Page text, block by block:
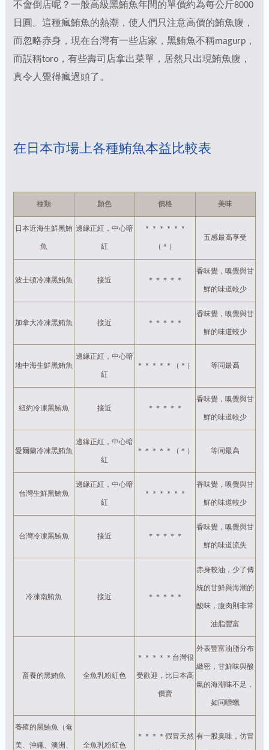
不會倒店呢？一般高級黑鮪魚年間的單價約為每公斤8000
日圓。這種瘋鮪魚的熱潮，使人們只注意高價的鮪魚腹，
而忽略赤身，現在台灣有一些店家，黑鮪魚不稱magurp，
而誤稱toro，有些壽司店拿出菜單，居然只出現鮪魚腹，
真令人覺得瘋過頭了。
在日本市場上各種鮪魚本益比較表
種類 顏色 價格 美味
日本近海生鮮黑鮪
魚
邊緣正紅，中心暗
紅
＊＊＊＊＊＊
（＊）
五感最高享受
波士頓冷凍黑鮪魚 接近 ＊＊＊＊＊
香味覺，嗅覺與甘
鮮的味道較少
加拿大冷凍黑鮪魚 接近 ＊＊＊＊＊
香味覺，嗅覺與甘
鮮的味道較少
地中海生鮮黑鮪魚
邊緣正紅，中心暗
紅
＊＊＊＊＊（＊） 等同最高
紐約冷凍黑鮪魚 接近 ＊＊＊＊＊
香味覺，嗅覺與甘
鮮的味道較少
愛爾蘭冷凍黑鮪魚
邊緣正紅，中心暗
紅
＊＊＊＊＊（＊） 等同最高
台灣生鮮黑鮪魚
邊緣正紅，中心暗
紅
＊＊＊＊＊＊
香味覺，嗅覺與甘
鮮的味道較少
台灣冷凍黑鮪魚 接近 ＊＊＊＊＊
香味覺，嗅覺與甘
鮮的味道流失
冷凍南鮪魚 接近 ＊＊＊＊＊
赤身較油，少了傳
統的甘鮮與海潮的
酸味，腹肉則非常
油脂豐富
畜養的黑鮪魚 全魚乳粉紅色
＊＊＊＊＊台灣很
受歡迎，比日本高
價賣
外表豐富油脂分布
緻密，甘鮮味與酸
氣的海潮味不足，
如同嚼蠟
養殖的黑鮪魚（奄
美、沖繩、澳洲、 全魚乳粉紅色
＊＊＊＊假冒天然 有一股臭味，仿冒